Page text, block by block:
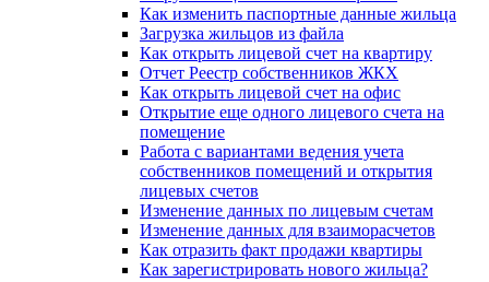
Как изменить паспортные данные жильца
Загрузка жильцов из файла
Как открыть лицевой счет на квартиру
Отчет Реестр собственников ЖКХ
Как открыть лицевой счет на офис
Открытие еще одного лицевого счета на
помещение
Работа с вариантами ведения учета
собственников помещений и открытия
лицевых счетов
Изменение данных по лицевым счетам
Изменение данных для взаиморасчетов
Как отразить факт продажи квартиры
Как зарегистрировать нового жильца?